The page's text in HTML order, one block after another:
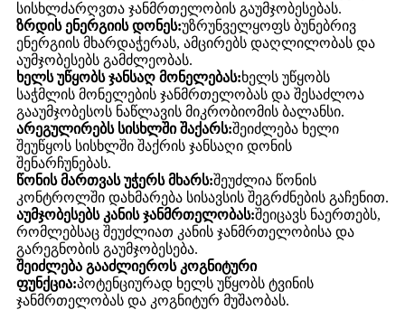
სისხლძარღვთა ჯანმრთელობის გაუმჯობესებას.
ზრდის ენერგიის დონეს:უზრუნველყოფს ბუნებრივ
ენერგიის მხარდაჭერას, ამცირებს დაღლილობას და
აუმჯობესებს გამძლეობას.
ხელს უწყობს ჯანსაღ მონელებას:ხელს უწყობს
საჭმლის მონელების ჯანმრთელობას და შესაძლოა
გააუმჯობესოს ნაწლავის მიკრობიომის ბალანსი.
არეგულირებს სისხლში შაქარს:შეიძლება ხელი
შეუწყოს სისხლში შაქრის ჯანსაღი დონის
შენარჩუნებას.
წონის მართვას უჭერს მხარს:შეუძლია წონის
კონტროლში დახმარება სისავსის შეგრძნების გაჩენით.
აუმჯობესებს კანის ჯანმრთელობას:შეიცავს ნაერთებს,
რომლებსაც შეუძლიათ კანის ჯანმრთელობისა და
გარეგნობის გაუმჯობესება.
შეიძლება გააძლიეროს კოგნიტური
ფუნქცია:პოტენციურად ხელს უწყობს ტვინის
ჯანმრთელობას და კოგნიტურ მუშაობას.